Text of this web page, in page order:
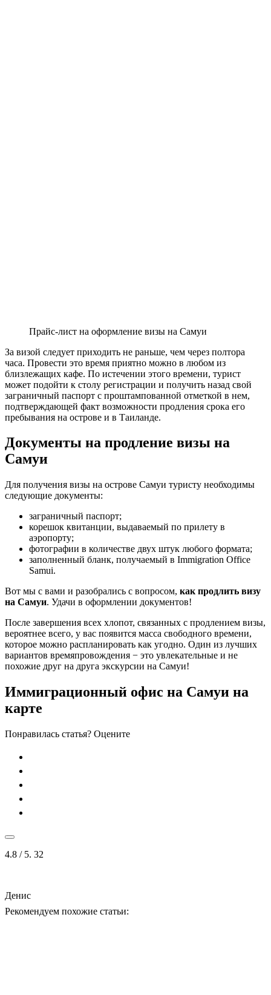
Прайс-лист на оформление визы на Самуи
За визой следует приходить не раньше, чем через полтора
часа. Провести это время приятно можно в любом из
близлежащих кафе. По истечении этого времени, турист
может подойти к столу регистрации и получить назад свой
заграничный паспорт с проштампованной отметкой в нем,
подтверждающей факт возможности продления срока его
пребывания на острове и в Таиланде.
Документы на продление визы на
Самуи
Для получения визы на острове Самуи туристу необходимы
следующие документы:
заграничный паспорт;
корешок квитанции, выдаваемый по прилету в
аэропорту;
фотографии в количестве двух штук любого формата;
заполненный бланк, получаемый в Immigration Office
Samui.
Вот мы с вами и разобрались с вопросом, как продлить визу
на Самуи. Удачи в оформлении документов!
После завершения всех хлопот, связанных с продлением визы,
вероятнее всего, у вас появится масса свободного времени,
которое можно распланировать как угодно. Один из лучших
вариантов времяпровождения − это увлекательные и не
похожие друг на друга экскурсии на Самуи!
Иммиграционный офис на Самуи на
карте
Понравилась статья? Оцените
4.8 / 5. 32
Денис
Рекомендуем похожие статьи: